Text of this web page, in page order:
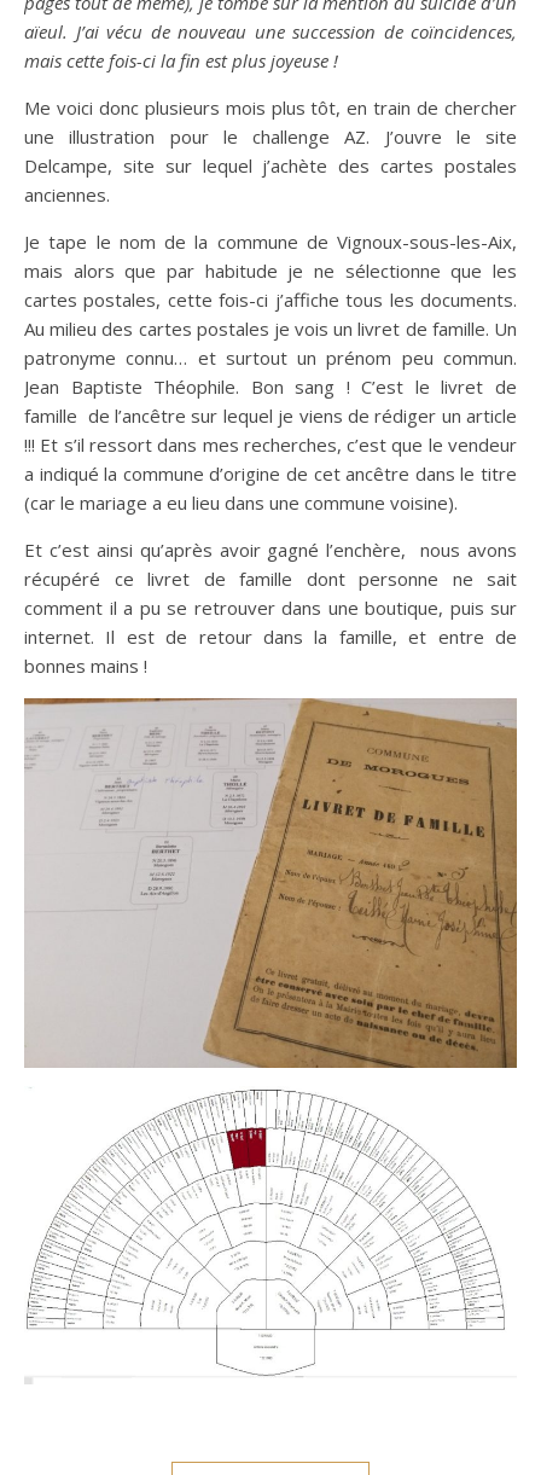
aïeul. J’ai vécu de nouveau une succession de coïncidences,
mais cette fois-ci la fin est plus joyeuse !
Me voici donc plusieurs mois plus tôt, en train de chercher
une illustration pour le challenge AZ. J’ouvre le site
Delcampe, site sur lequel j’achète des cartes postales
anciennes.
Je tape le nom de la commune de Vignoux-sous-les-Aix,
mais alors que par habitude je ne sélectionne que les
cartes postales, cette fois-ci j’affiche tous les documents.
Au milieu des cartes postales je vois un livret de famille. Un
patronyme connu… et surtout un prénom peu commun.
Jean Baptiste Théophile. Bon sang ! C’est le livret de
famille de l’ancêtre sur lequel je viens de rédiger un article
!!! Et s’il ressort dans mes recherches, c’est que le vendeur
a indiqué la commune d’origine de cet ancêtre dans le titre
(car le mariage a eu lieu dans une commune voisine).
Et c’est ainsi qu’après avoir gagné l’enchère, nous avons
récupéré ce livret de famille dont personne ne sait
comment il a pu se retrouver dans une boutique, puis sur
internet. Il est de retour dans la famille, et entre de
bonnes mains !